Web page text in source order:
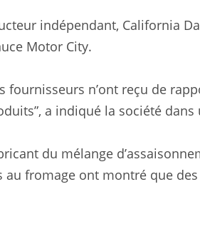
indépendant, California
Motor City.
fournisseurs n’ont reçu de
a indiqué la société
du mélange
fromage ont montré que des